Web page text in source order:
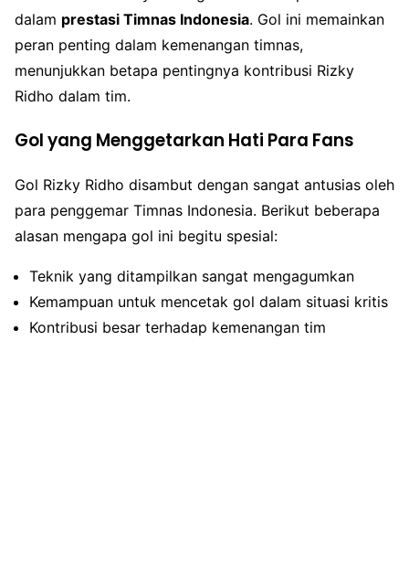
dalam prestasi Timnas Indonesia. Gol ini memainkan
peran penting dalam kemenangan timnas,
menunjukkan betapa pentingnya kontribusi Rizky
Ridho dalam tim.
Gol yang Menggetarkan Hati Para Fans
Gol Rizky Ridho disambut dengan sangat antusias oleh
para penggemar Timnas Indonesia. Berikut beberapa
alasan mengapa gol ini begitu spesial:
Teknik yang ditampilkan sangat mengagumkan
Kemampuan untuk mencetak gol dalam situasi kritis
Kontribusi besar terhadap kemenangan tim